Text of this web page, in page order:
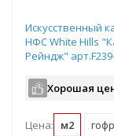
Искусственный
НФС White Hills
Рейндж"
Хорошая
Цена: м2